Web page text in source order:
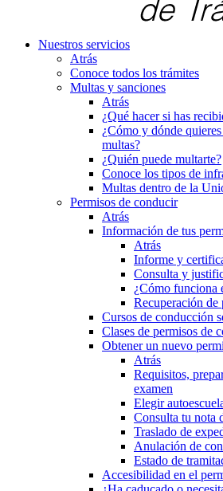
Nuestros servicios
Atrás
Conoce todos los trámites
Multas y sanciones
Atrás
¿Qué hacer si has
¿Cómo y dónde
multas?
¿Quién puede multarte?
Conoce los tipos de
Multas dentro de la
Permisos de conducir
Atrás
Información de tus
Atrás
Informe y
Consulta y
¿Cómo funciona
Recuperación de
Cursos de conducción
Clases de permisos de
Obtener un nuevo
Atrás
Requisitos,
examen
Elegir
Consulta tu nota
Traslado de
Anulación de
Estado de
Accesibilidad en el